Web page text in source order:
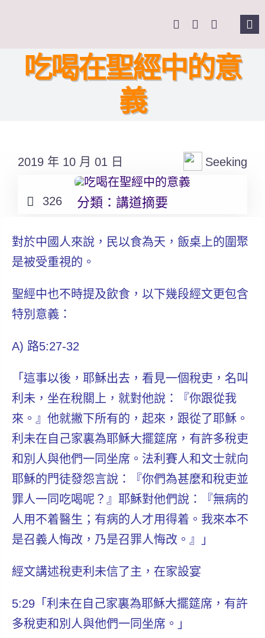
主頁
Search
吃喝在聖經中的意
義
2019 年 10 月 01 日 Seeking
326 分類：講道摘要
對於中國人來說，民以食為天，飯桌上的圍聚
是被受重視的。
聖經中也不時提及飲食，以下幾段經文更包含
特別意義：
A) 路5:27-32
「這事以後，耶穌出去，看見一個稅吏，名叫
利未，坐在稅關上，就對他說：
『你跟從我
來。 』 他就撇下所有的，起來，跟從了耶穌。
利未在自己家裏為耶穌大擺筵席，有許多稅吏
和別人與他們一同坐席。法利賽人和文士就向
耶穌的門徒發怨言說：
『你們為甚麼和稅吏並
罪人一同吃喝呢？ 』 耶穌對他們說： 『無病的
人用不着醫生；有病的人才用得着。我來本不
是召義人悔改，乃是召罪人悔改。 』 」
經文講述稅吏利未信了主 ，在家設宴
5:29「利未在自己家裏為耶穌大擺筵席，有許
多稅吏和別人與他們一同坐席。」